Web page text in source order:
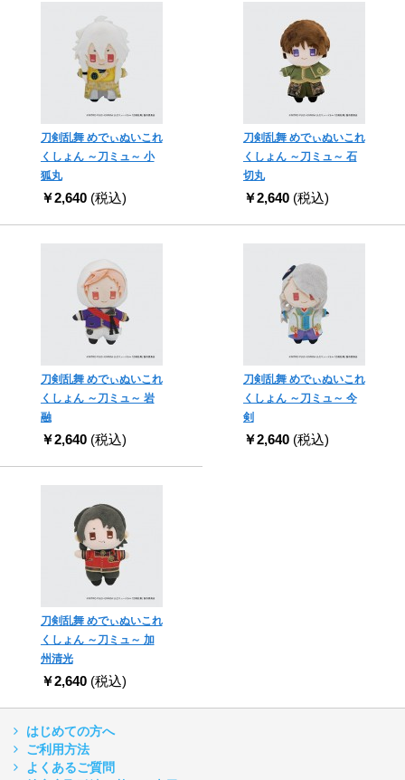
刀剣乱舞 めでぃぬいこれ
くしょん ～刀ミュ～ 小
狐丸
￥2,640 (税込)
刀剣乱舞 めでぃぬいこれ
くしょん ～刀ミュ～ 石
切丸
￥2,640 (税込)
刀剣乱舞 めでぃぬいこれ
くしょん ～刀ミュ～ 岩
融
￥2,640 (税込)
刀剣乱舞 めでぃぬいこれ
くしょん ～刀ミュ～ 今
剣
￥2,640 (税込)
刀剣乱舞 めでぃぬいこれ
くしょん ～刀ミュ～ 加
州清光
￥2,640 (税込)
はじめての方へ
ご利用方法
よくあるご質問